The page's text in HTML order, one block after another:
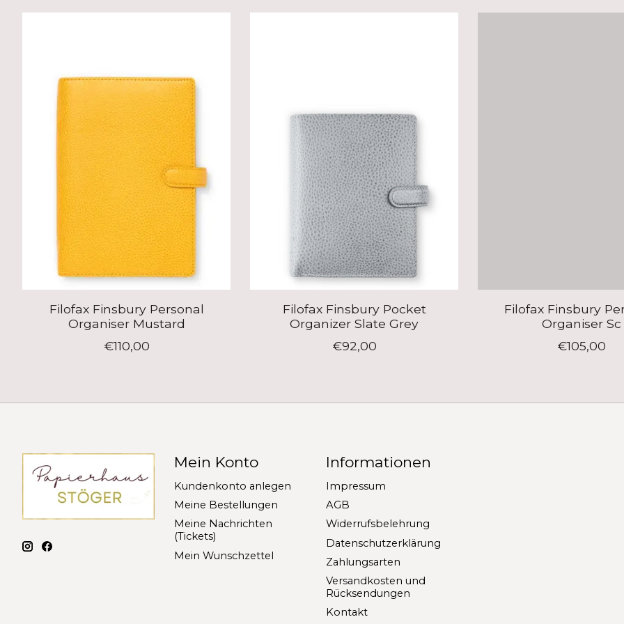
Filofax Finsbury Personal
Organiser Mustard
€110,00
Filofax Finsbury Pocket
Organizer Slate Grey
€92,00
Filofax Finsbury
Organiser Sc
€105,00
Mein Konto
Kundenkonto anlegen
Meine Bestellungen
Meine Nachrichten
(Tickets)
Mein Wunschzettel
Informationen
Impressum
AGB
Widerrufsbelehrung
Datenschutzerklärung
Zahlungsarten
Versandkosten und
Rücksendungen
Kontakt